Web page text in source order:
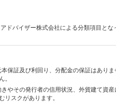
ドバイザー株式会社による分類項目とな
保証及び利回り、分配金の保証はあり
。
やその発行者の信用状況、外貨建て資
リスクがあります。